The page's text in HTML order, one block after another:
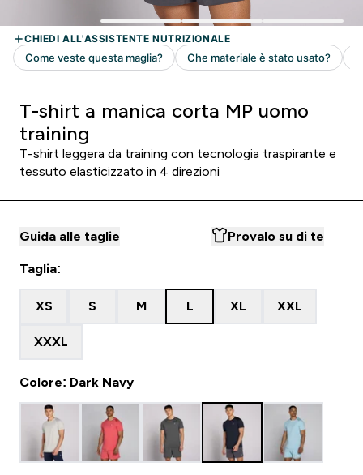
T-shirt a manica corta MP uomo
training
T-shirt leggera da training con tecnologia traspirante e
tessuto elasticizzato in 4 direzioni
Guida alle taglie Provalo su di te
Taglia:
XS S M L XL XXL
XXXL
Colore: Dark Navy